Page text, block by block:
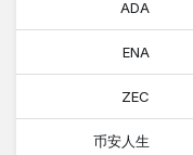
ADA
ENA
ZEC
币安人生